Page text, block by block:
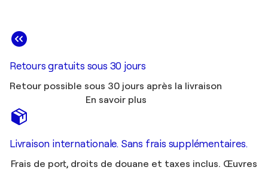
Retours gratuits sous 30 jours
Retour possible sous 30 jours après la livraison
En savoir plus
Livraison internationale. Sans frais supplémentaires.
Frais de port, droits de douane et taxes inclus. Œuvres